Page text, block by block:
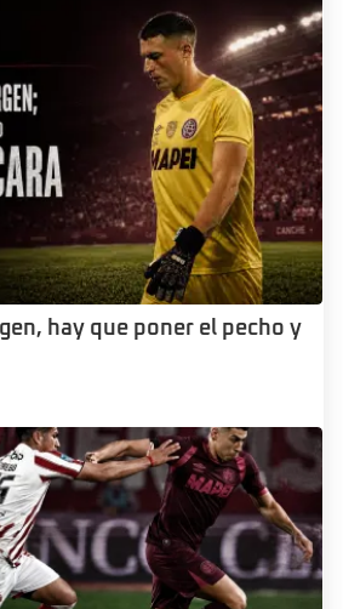
hay que poner el pecho y